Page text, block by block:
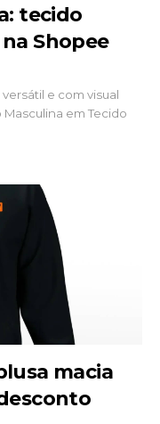
tecido
Shopee
e com visual
em Tecido
macia